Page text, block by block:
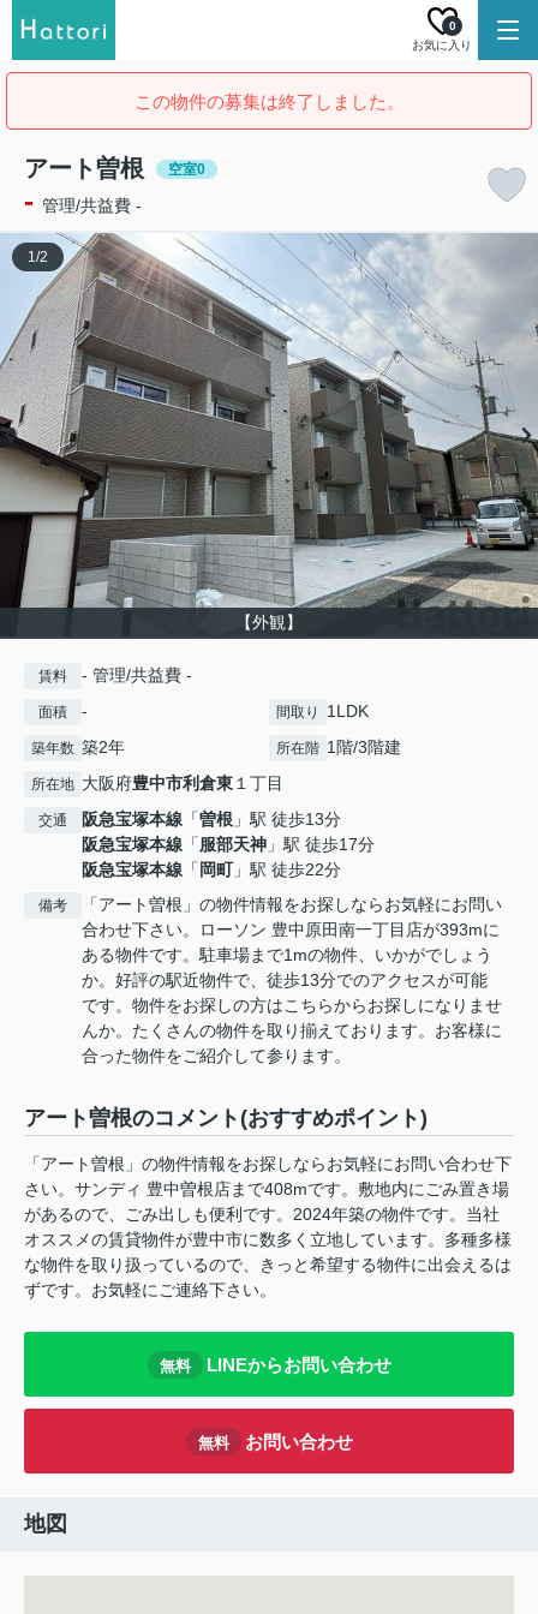
お気に入り
0
この物件の募集は終了しました。
アート曽根 空室0
- 管理/共益費 -
【外観】
1/2
賃料 - 管理/共益費 -
面積 - 間取り 1LDK
築年数 築2年 所在階 1階/3階建
所在地 大阪府豊中市利倉東１丁目
交通 阪急宝塚本線 「曽根 」駅 徒歩13分
阪急宝塚本線 「服部天神 」駅 徒歩17分
阪急宝塚本線 「 岡町」駅 徒歩22分
備考
「アート曽根」の物件情報をお探しならお気軽にお問い
合わせ下さい。ローソン 豊中原田南一丁目店が393mに
ある物件です。駐車場まで1mの物件、いかがでしょう
か。好評の駅近物件で、徒歩13分でのアクセスが可能
です。物件をお探しの方はこちらからお探しになりませ
んか。たくさんの物件を取り揃えております。お客様に
合った物件をご紹介して参ります。
アート曽根のコメント(おすすめポイント)
「アート曽根」の物件情報をお探しならお気軽にお問い合わせ下
さい。サンディ 豊中曽根店まで408mです。敷地内にごみ置き場
があるので、ごみ出しも便利です。2024年築の物件です。当社
オススメの賃貸物件が豊中市に数多く立地しています。多種多様
な物件を取り扱っているので、きっと希望する物件に出会えるは
ずです。お気軽にご連絡下さい。
無料 LINEからお問い合わせ
無料 お問い合わせ
地図